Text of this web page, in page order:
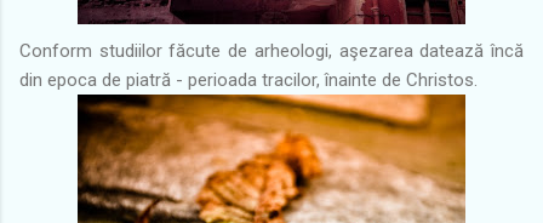
Conform studiilor făcute de arheologi, aşezarea datează încă
din epoca de piatră - perioada tracilor, înainte de Christos.